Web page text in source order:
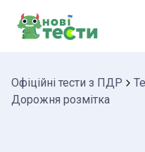
Офіційні тести з ПДР
Дорожня розмітка